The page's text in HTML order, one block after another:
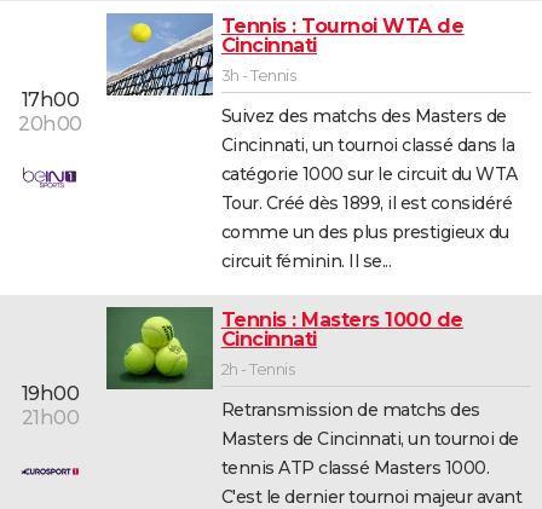
17h00
20h00
Tennis : Tournoi WTA de
Cincinnati
3h - Tennis
Suivez des matchs des Masters de
Cincinnati, un tournoi classé dans la
catégorie 1000 sur le circuit du WTA
Tour. Créé dès 1899, il est considéré
comme un des plus prestigieux du
circuit féminin. Il se...
19h00
21h00
Tennis : Masters 1000 de
Cincinnati
2h - Tennis
Retransmission de matchs des
Masters de Cincinnati, un tournoi de
tennis ATP classé Masters 1000.
C'est le dernier tournoi majeur avant